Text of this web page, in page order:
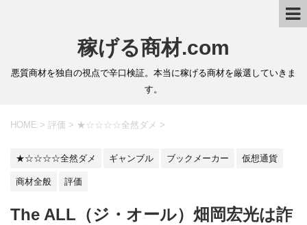
稼げる商材.com
悪質商材を独自の視点で辛口検証。本当に稼げる商材を厳選していきま
す。
HOME > 評価 > ★☆☆☆☆全然ダメ >
★☆☆☆☆全然ダメ ギャンブル ブックメーカー 仮想通貨
商材全般 評価
The ALL（ジ・オール）畑岡宏光は詐